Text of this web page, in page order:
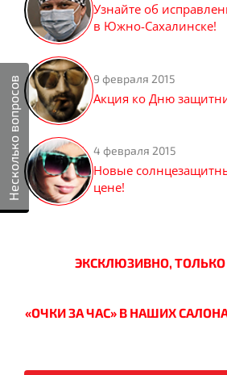
Несколько вопросов
Узнайте об
в Южно-Сахалинске!
9 февраля 2015
Акция ко Дню
4 февраля 2015
Новые
цене!
ЭКСКЛЮЗИВНО, ТОЛЬКО
«ОЧКИ ЗА ЧАС» В НАШИХ